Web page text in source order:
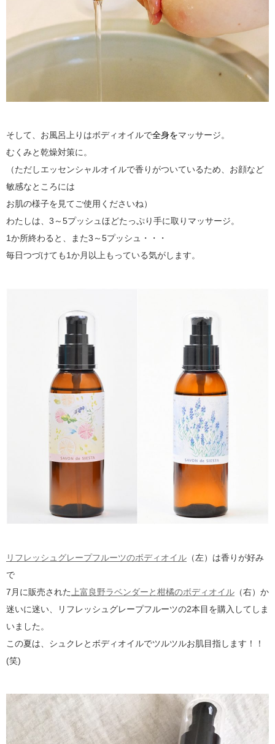
そして、お風呂上りはボディオイルで全身をマッサージ。
むくみと乾燥対策に。
（ただしエッセンシャルオイルで香りがついているため、お顔など
敏感なところには
お肌の様子を見てご使用くださいね）
わたしは、3～5プッシュほどたっぷり手に取りマッサージ。
1か所終わると、また3～5プッシュ・・・
毎日つづけても1か月以上もっている気がします。
リフレッシュグレープフルーツのボディオイル （左）は香りが好み
で
7月に販売された 上富良野ラベンダーと柑橘のボディオイル （右）か
迷いに迷い、リフレッシュグレープフルーツの2本目を購入してしま
いました。
この夏は、シュクレとボディオイルでツルツルお肌目指します！！
(笑)